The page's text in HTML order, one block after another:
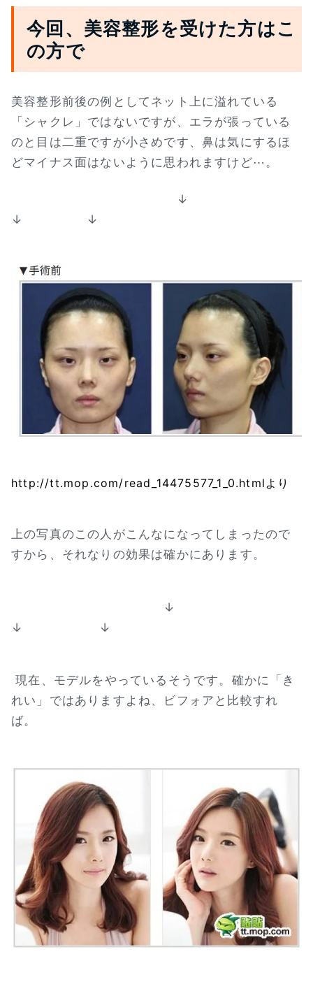
今回、美容整形を受けた方はこ
の方で
美容整形前後の例としてネット上に溢れている
「シャクレ」ではないですが、エラが張っている
のと目は二重ですが小さめです、鼻は気にするほ
どマイナス面はないように思われますけど⋯。
↓
↓ ↓
http://tt.mop.com/read_14475577_1_0.htmlより
上の写真のこの人がこんなになってしまったので
すから、それなりの効果は確かにあります。
↓
↓ ↓
現在、モデルをやっているそうです。確かに「き
れい」ではありますよね、ビフォアと比較すれ
ば。